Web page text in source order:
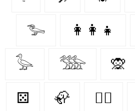
𓅧 👩‍👩‍👧
𓅭 𓅢 🙊
⚄ 🦣 🐕‍🦺